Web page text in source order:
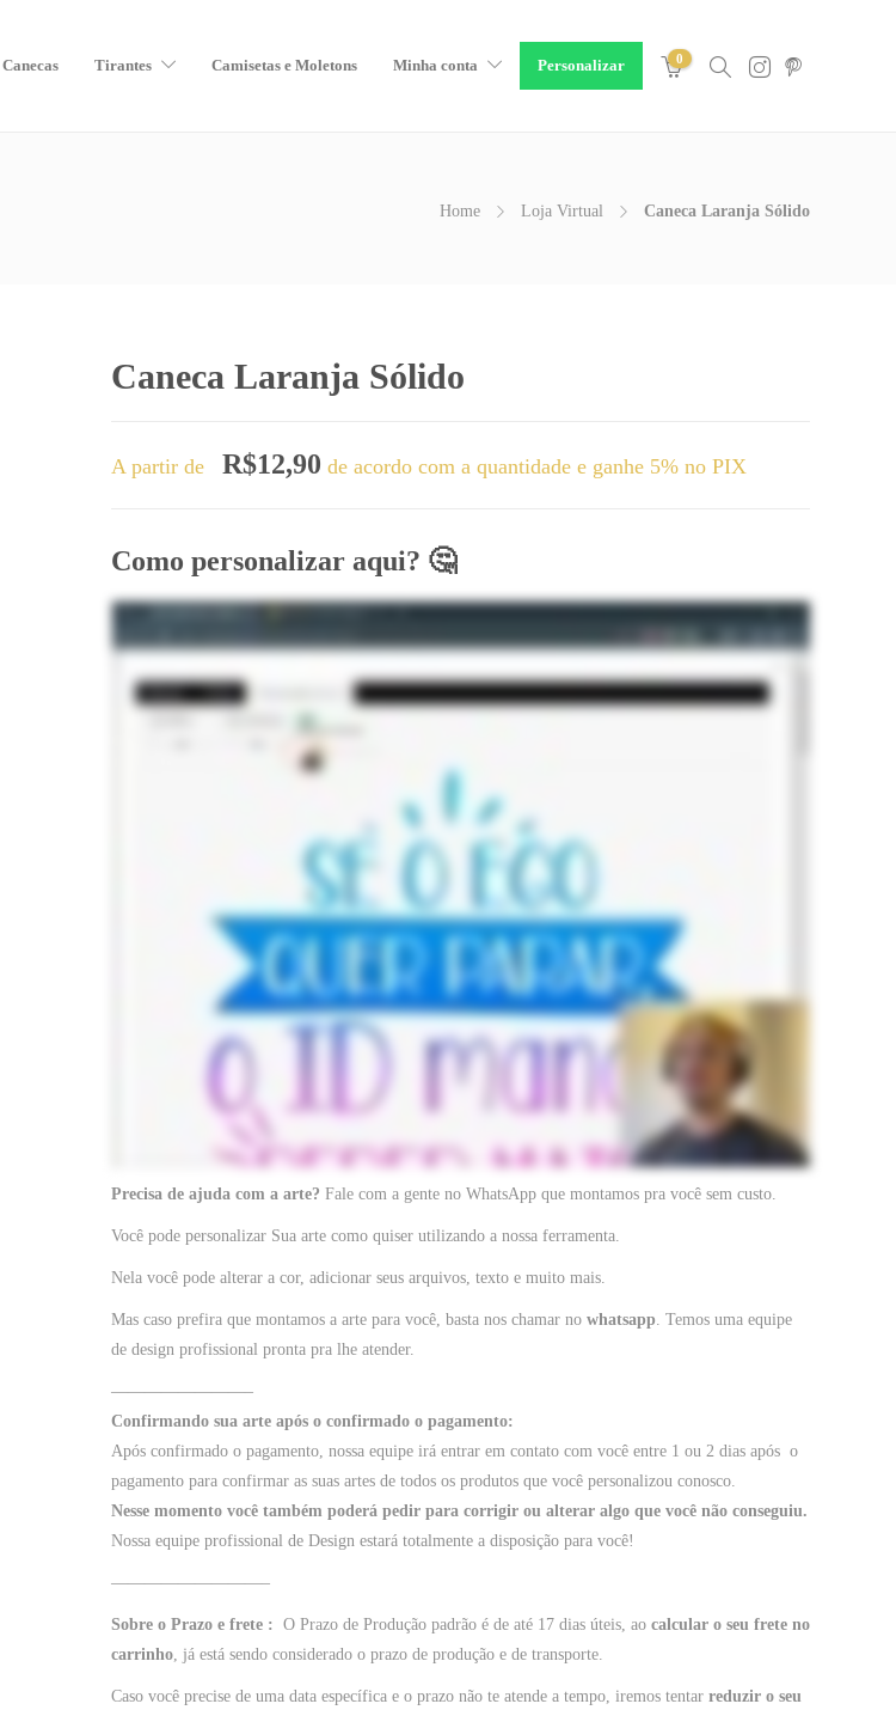
Canecas Tirantes Camisetas e Moletons Minha conta Personalizar 0
Home Loja Virtual Caneca Laranja Sólido
Caneca Laranja Sólido
A partir de R$12,90 de acordo com a quantidade e ganhe 5% no PIX
Como personalizar aqui? 🤔
Precisa de ajuda com a arte? Fale com a gente no WhatsApp que montamos pra você sem custo.
Você pode personalizar Sua arte como quiser utilizando a nossa ferramenta.
Nela você pode alterar a cor, adicionar seus arquivos, texto e muito mais.
Mas caso prefira que montamos a arte para você, basta nos chamar no whatsapp. Temos uma equipe
de design profissional pronta pra lhe atender.
————————–
Confirmando sua arte após o confirmado o pagamento:
Após confirmado o pagamento, nossa equipe irá entrar em contato com você entre 1 ou 2 dias após o
pagamento para confirmar as suas artes de todos os produtos que você personalizou conosco.
Nesse momento você também poderá pedir para corrigir ou alterar algo que você não conseguiu.
Nossa equipe profissional de Design estará totalmente a disposição para você!
—————————–
Sobre o Prazo e frete : O Prazo de Produção padrão é de até 17 dias úteis, ao calcular o seu frete no
carrinho, já está sendo considerado o prazo de produção e de transporte.
Caso você precise de uma data específica e o prazo não te atende a tempo, iremos tentar reduzir o seu